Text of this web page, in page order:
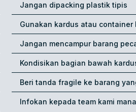
Jangan dipacking plastik tipis
Gunakan kardus atau container
Jangan mencampur barang
Kondisikan bagian bawah
Beri tanda fragile ke barang
Infokan kepada team kami